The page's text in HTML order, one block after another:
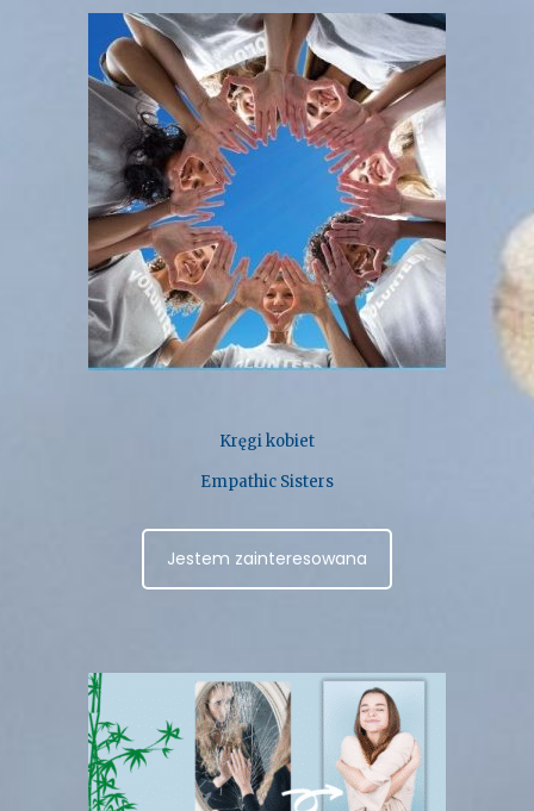
Kręgi kobiet
Empathic Sisters
Jestem zainteresowana